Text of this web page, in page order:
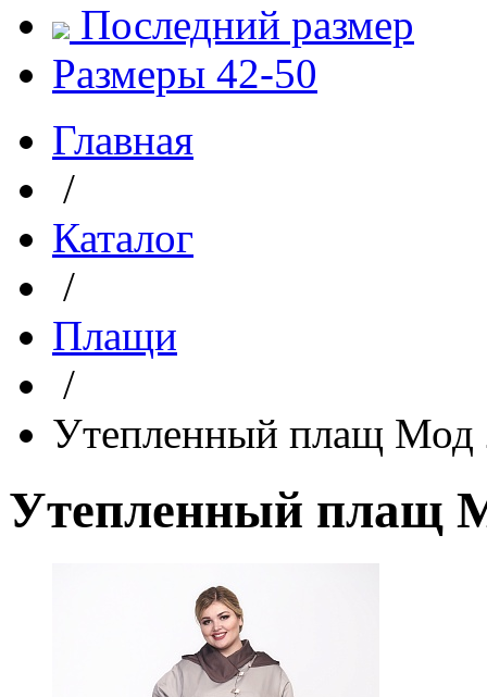
Последний размер
Размеры 42-50
Главная
/
Каталог
/
Плащи
/
Утепленный плащ Мод
Утепленный плащ